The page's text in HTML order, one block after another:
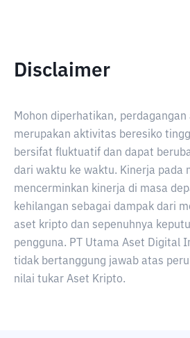
Disclaimer
Mohon diperhatikan,
merupakan aktivitas beresiko
bersifat fluktuatif dan dapat
dari waktu ke waktu. Kinerja pada
mencerminkan kinerja di masa
kehilangan sebagai dampak dari
aset kripto dan sepenuhnya
pengguna. PT Utama Aset Digital
tidak bertanggung jawab atas
nilai tukar Aset Kripto.